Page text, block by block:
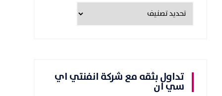
تداول بثقه مع شركة انفنتي اي
سي ان